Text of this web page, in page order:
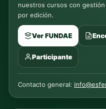
nuestros cursos con
por edición.
Ver FUNDAE
Participante
Contacto general: